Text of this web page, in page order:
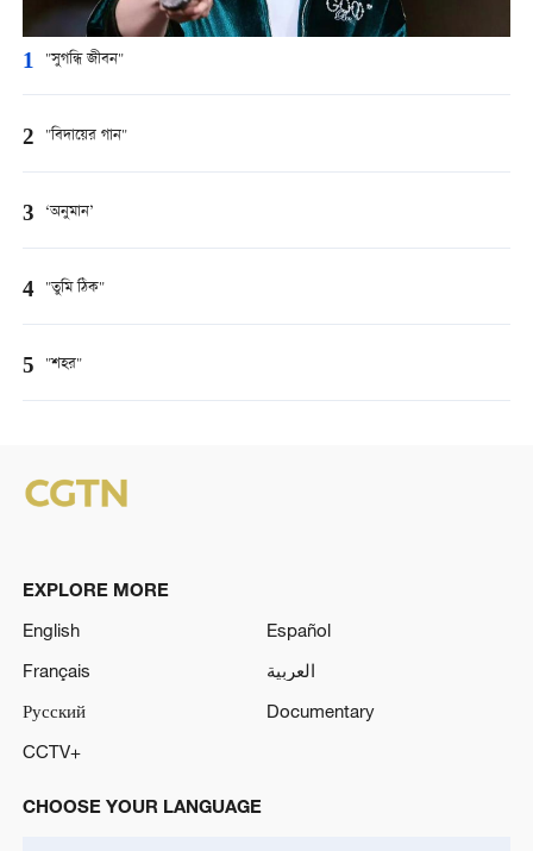
1 "সুগন্ধি জীবন"
2 "বিদায়ের গান"
3 ‘অনুমান’
4 "তুমি ঠিক"
5 "শহর"
EXPLORE MORE
English
Español
Français
العربية
Русский
Documentary
CCTV+
CHOOSE YOUR LANGUAGE